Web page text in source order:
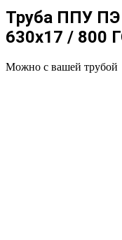
Труба ППУ
630x17 / 800
Можно с вашей трубой